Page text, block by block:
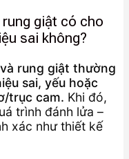
giật có cho
sai không?
rung giật thường
sai, yếu hoặc
trục cam. Khi đó,
trình đánh lửa –
xác như thiết kế